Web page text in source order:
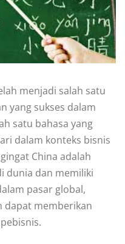
menjadi salah satu
yang sukses dalam
satu bahasa yang
dalam konteks bisnis
China adalah
dunia dan memiliki
pasar global,
dapat memberikan